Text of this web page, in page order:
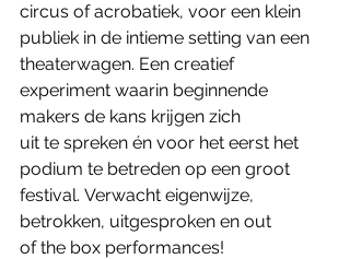
circus of acrobatiek, voor een klein
publiek in de intieme setting van een
theaterwagen. Een creatief
experiment waarin beginnende
makers de kans krijgen zich
uit te spreken én voor het eerst het
podium te betreden op een groot
festival. Verwacht eigenwijze,
betrokken, uitgesproken en out
of the box performances!